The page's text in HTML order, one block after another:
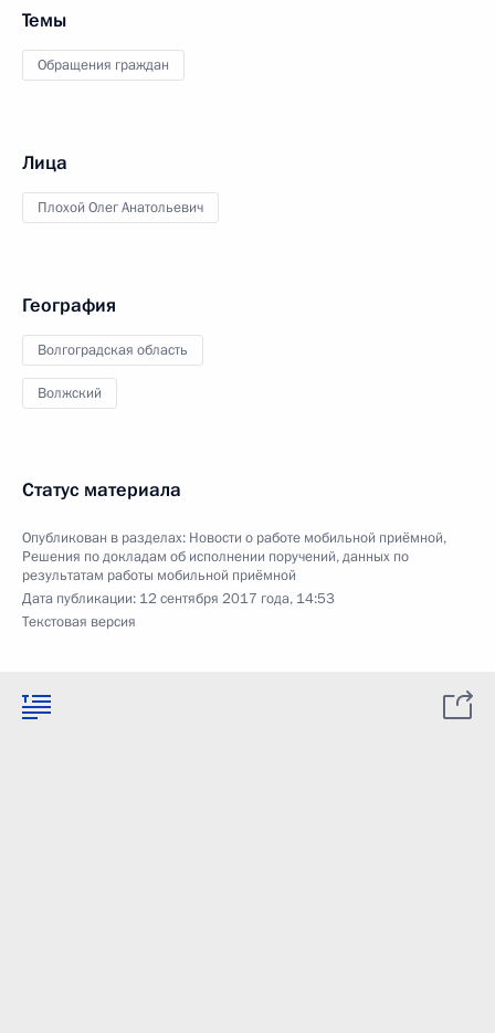
Темы
Обращения граждан
Лица
Плохой Олег Анатольевич
География
Волгоградская область
Волжский
Статус материала
Опубликован в разделах: Новости о работе мобильной приёмной,
Решения по докладам об исполнении поручений, данных по
результатам работы мобильной приёмной
Дата публикации: 12 сентября 2017 года, 14:53
Текстовая версия